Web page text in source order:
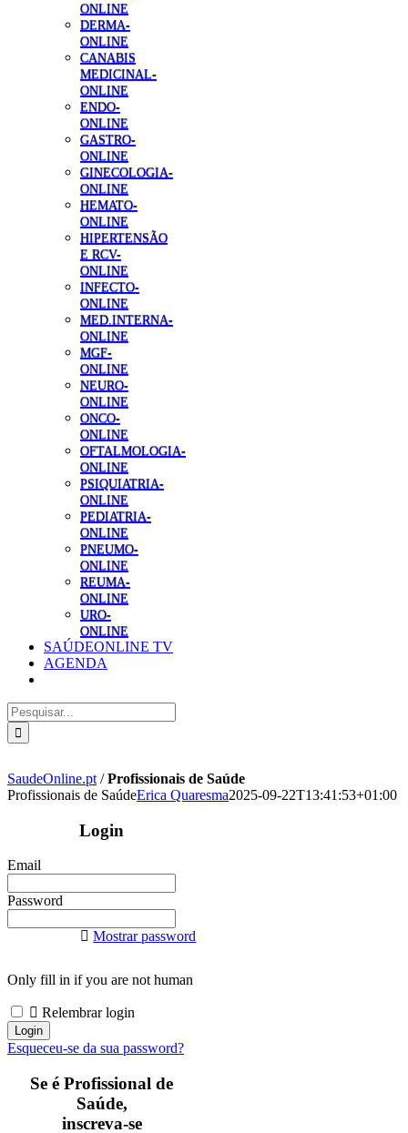
ONLINE
DERMA-
ONLINE
CANABIS
MEDICINAL-
ONLINE
ENDO-
ONLINE
GASTRO-
ONLINE
GINECOLOGIA-
ONLINE
HEMATO-
ONLINE
HIPERTENSÃO
E RCV-
ONLINE
INFECTO-
ONLINE
MED.INTERNA-
ONLINE
MGF-
ONLINE
NEURO-
ONLINE
ONCO-
ONLINE
OFTALMOLOGIA-
ONLINE
PSIQUIATRIA-
ONLINE
PEDIATRIA-
ONLINE
PNEUMO-
ONLINE
REUMA-
ONLINE
URO-
ONLINE
SAÚDEONLINE TV
AGENDA
Pesquisar
SaudeOnline.pt /Profissionais de Saúde
Profissionais de SaúdeErica Quaresma2025-09-22T13:41:53+01:00
Login
Email
Password
Mostrar password
Only fill in if you are not human
Relembrar login
Esqueceu-se da sua password?
Se é Profissional de
Saúde,
inscreva-se